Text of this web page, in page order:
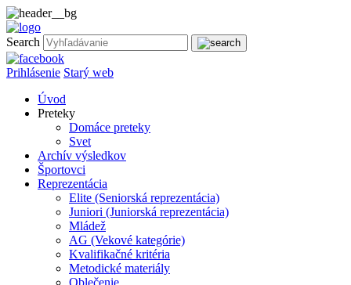
Search
Prihlásenie Starý web
Úvod
Preteky
Domáce preteky
Svet
Archív výsledkov
Športovci
Reprezentácia
Elite (Seniorská reprezentácia)
Juniori (Juniorská reprezentácia)
Mládež
AG (Vekové kategórie)
Kvalifikačné kritéria
Metodické materiály
Oblečenie